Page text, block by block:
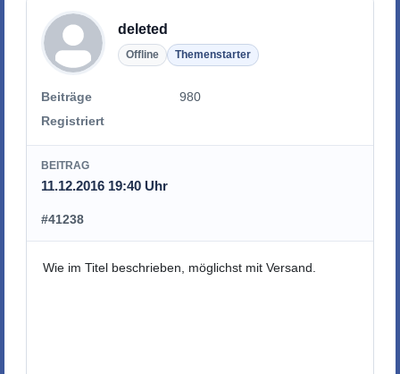
deleted
Offline Themenstarter
Beiträge
980
Registriert
BEITRAG
11.12.2016 19:40 Uhr
#41238
Wie im Titel beschrieben, möglichst mit Versand.